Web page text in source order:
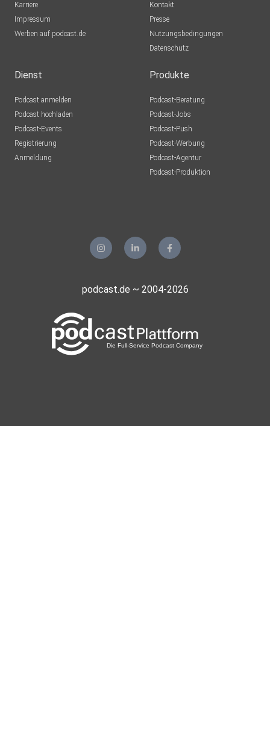
Karriere
Impressum
Werben auf podcast.de
Kontakt
Presse
Nutzungsbedingungen
Datenschutz
Dienst
Podcast anmelden
Podcast hochladen
Podcast-Events
Registrierung
Anmeldung
Produkte
Podcast-Beratung
Podcast-Jobs
Podcast-Push
Podcast-Werbung
Podcast-Agentur
Podcast-Produktion
podcast.de ~ 2004-2026